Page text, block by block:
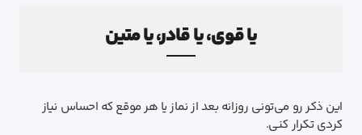
یا قوی، یا قادر، یا متین
این ذکر رو می‌تونی روزانه بعد از نماز یا هر موقع که احساس نیاز
کردی تکرار کنی.